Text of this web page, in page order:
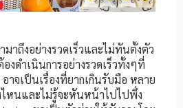
มาถึงอย่างรวดเร็วและไม่ทันตั้งตัว
งดำเนินการอย่างรวดเร็วทั้งๆที่
อาจเป็นเรื่องที่ยากเกินรับมือ หลาย
ไหนและไม่รู้จะหันหน้าไปไปพึ่ง